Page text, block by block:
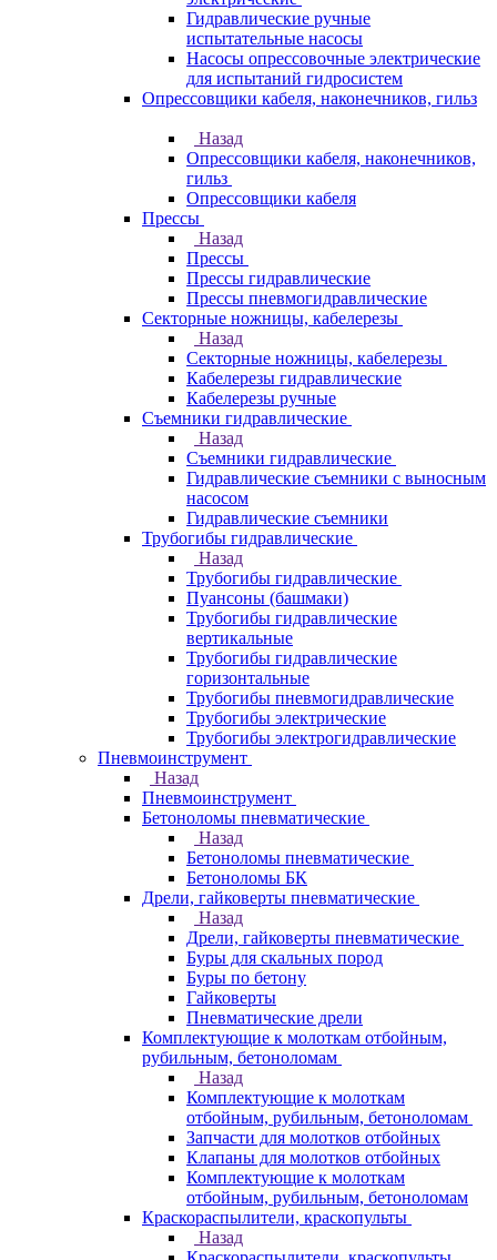
Гидравлические ручные
испытательные насосы
Насосы опрессовочные электрические
для испытаний гидросистем
Опрессовщики кабеля, наконечников, гильз
Назад
Опрессовщики кабеля, наконечников,
гильз
Опрессовщики кабеля
Прессы
Назад
Прессы
Прессы гидравлические
Прессы пневмогидравлические
Секторные ножницы, кабелерезы
Назад
Секторные ножницы, кабелерезы
Кабелерезы гидравлические
Кабелерезы ручные
Съемники гидравлические
Назад
Съемники гидравлические
Гидравлические cъемники с выносным
насосом
Гидравлические съемники
Трубогибы гидравлические
Назад
Трубогибы гидравлические
Пуансоны (башмаки)
Трубогибы гидравлические
вертикальные
Трубогибы гидравлические
горизонтальные
Трубогибы пневмогидравлические
Трубогибы электрические
Трубогибы электрогидравлические
Пневмоинструмент
Назад
Пневмоинструмент
Бетоноломы пневматические
Назад
Бетоноломы пневматические
Бетоноломы БК
Дрели, гайковерты пневматические
Назад
Дрели, гайковерты пневматические
Буры для скальных пород
Буры по бетону
Гайковерты
Пневматические дрели
Комплектующие к молоткам отбойным,
рубильным, бетоноломам
Назад
Комплектующие к молоткам
отбойным, рубильным, бетоноломам
Запчасти для молотков отбойных
Клапаны для молотков отбойных
Комплектующие к молоткам
отбойным, рубильным, бетоноломам
Краскораспылители, краскопульты
Назад